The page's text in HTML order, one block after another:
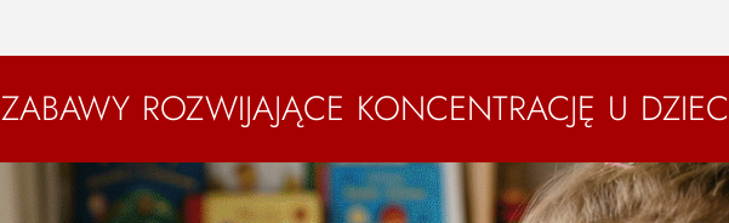
ZABAWY ROZWIJAJĄCE KONCENTRACJĘ U